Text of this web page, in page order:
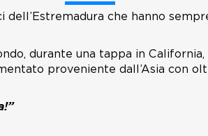
dell’Estremadura che hanno
durante una tappa in
proveniente dall’Asia con